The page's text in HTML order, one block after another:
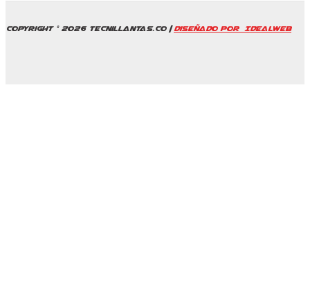
Copyright © 2026 Tecnillantas.co |Diseñado por IdealWeb